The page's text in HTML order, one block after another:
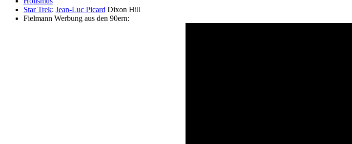
Star Trek: Jean-Luc Picard Dixon Hill
Fielmann Werbung aus den 90ern: